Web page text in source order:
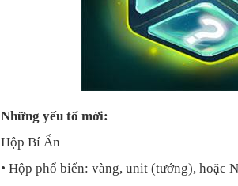
Những yếu tố mới:
Hộp Bí Ẩn
• Hộp phổ biến: vàng, unit (tướng), hoặc